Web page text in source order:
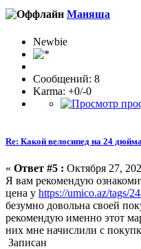
Маняша
Newbie
Сообщений: 8
Karma: +0/-0
Re: Какой велосипед на 24
« Ответ #5 : Октября 27,
Я вам рекомендую
цена у https://umico.az/tags/
безумно довольна своей
рекомендую именно этот
них мне начислили с
Записан